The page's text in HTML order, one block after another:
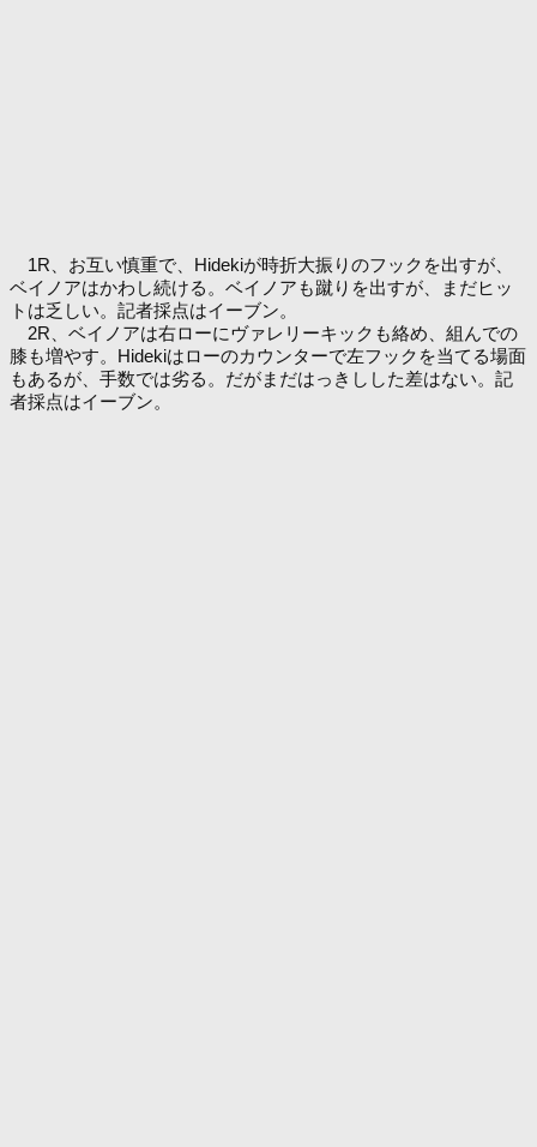
1R、お互い慎重で、Hidekiが時折大振りのフックを出すが、
ベイノアはかわし続ける。ベイノアも蹴りを出すが、まだヒッ
トは乏しい。記者採点はイーブン。
2R、ベイノアは右ローにヴァレリーキックも絡め、組んでの
膝も増やす。Hidekiはローのカウンターで左フックを当てる場面
もあるが、手数では劣る。だがまだはっきしした差はない。記
者採点はイーブン。